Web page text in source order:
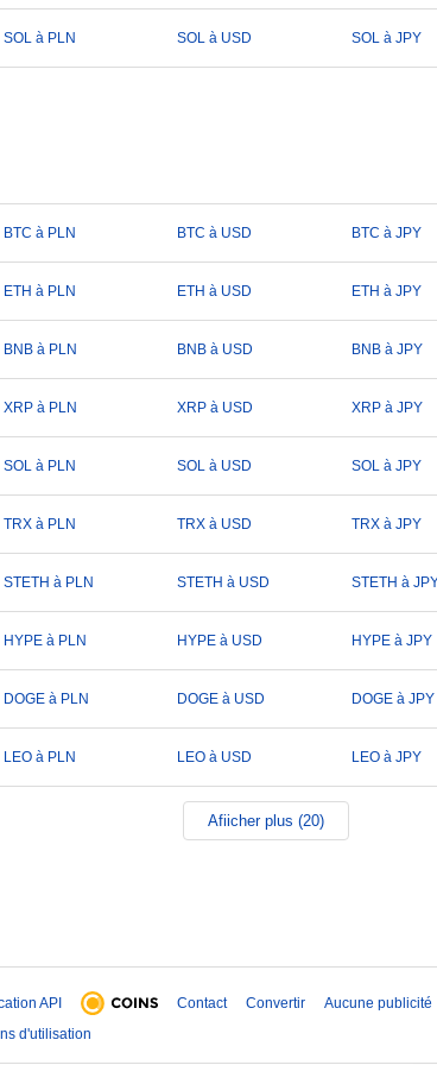
SOL à PLN SOL à USD SOL à JPY
BTC à PLN BTC à USD BTC à JPY
ETH à PLN ETH à USD ETH à JPY
BNB à PLN BNB à USD BNB à JPY
XRP à PLN XRP à USD XRP à JPY
SOL à PLN SOL à USD SOL à JPY
TRX à PLN TRX à USD TRX à JPY
STETH à PLN STETH à USD STETH à
HYPE à PLN HYPE à USD HYPE à JPY
DOGE à PLN DOGE à USD DOGE à JPY
LEO à PLN LEO à USD LEO à JPY
Afiicher plus (20)
API Contact Convertir Aucune publicité
d'utilisation